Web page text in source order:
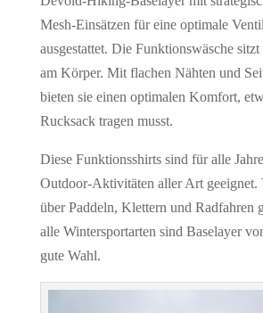
Mesh-Einsätzen für eine optimale
ausgestattet. Die Funktionswäsche
am Körper. Mit flachen Nähten und
bieten sie einen optimalen Komfort,
Rucksack tragen musst.
Diese Funktionsshirts sind für alle
Outdoor-Aktivitäten aller Art geeignet.
über Paddeln, Klettern und Radfahren
alle Wintersportarten sind Baselayer
gute Wahl.